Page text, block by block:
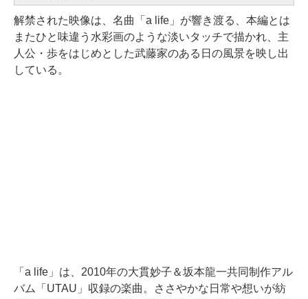
解禁された映像は、名曲「a life」が響き渡る、本編とは
またひと味違う水彩画のような淡いタッチで描かれ、主
人公・歩をはじめとした武藤家のある日の風景を映し出
している。
「a life」は、2010年の大貫妙子＆坂本龍一共同制作アル
バム「UTAU」収録の楽曲。ささやかな日常や想いが紡